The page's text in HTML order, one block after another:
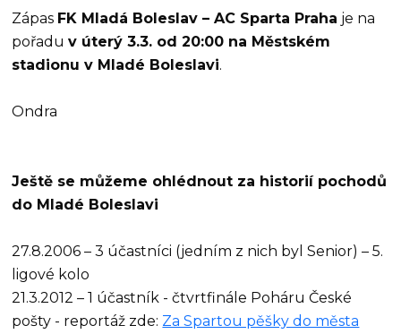
Zápas FK Mladá Boleslav – AC Sparta Praha je na
pořaduv úterý 3.3. od 20:00 na Městském
stadionu v Mladé Boleslavi.
Ondra
Ještě se můžeme ohlédnout za historií pochodů
do Mladé Boleslavi
27.8.2006 – 3 účastníci (jedním z nich byl Senior) – 5.
ligové kolo
21.3.2012 – 1 účastník - čtvrtfinále Poháru České
pošty - reportáž zde: Za Spartou pěšky do města